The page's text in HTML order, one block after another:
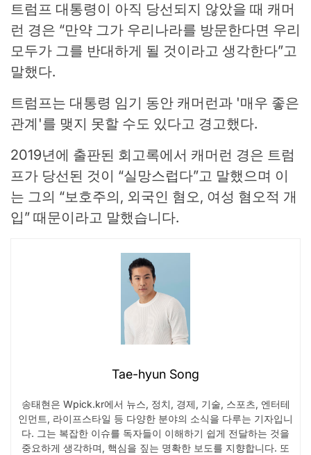
트럼프 대통령이 아직 당선되지 않았을 때 캐머
런 경은 “만약 그가 우리나라를 방문한다면 우리
모두가 그를 반대하게 될 것이라고 생각한다”고
말했다.
트럼프는 대통령 임기 동안 캐머런과 '매우 좋은
관계'를 맺지 못할 수도 있다고 경고했다.
2019년에 출판된 회고록에서 캐머런 경은 트럼
프가 당선된 것이 “실망스럽다”고 말했으며 이
는 그의 “보호주의, 외국인 혐오, 여성 혐오적 개
입” 때문이라고 말했습니다.
Tae-hyun Song
송태현은 Wpick.kr에서 뉴스, 정치, 경제, 기술, 스포츠, 엔터테
인먼트, 라이프스타일 등 다양한 분야의 소식을 다루는 기자입니
다. 그는 복잡한 이슈를 독자들이 이해하기 쉽게 전달하는 것을
중요하게 생각하며, 핵심을 짚는 명확한 보도를 지향합니다. 또